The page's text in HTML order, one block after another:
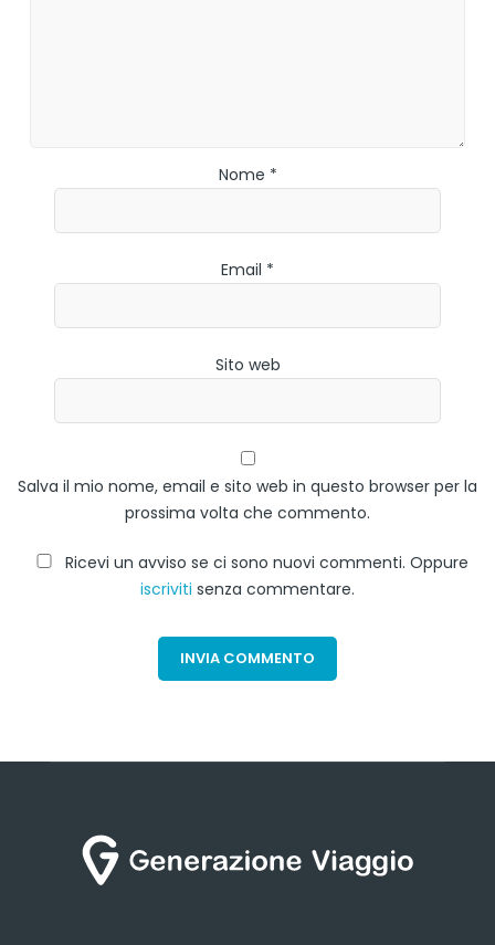
Nome *
Email *
Sito web
Salva il mio nome, email e sito web in questo browser per la
prossima volta che commento.
Ricevi un avviso se ci sono nuovi commenti. Oppure
iscriviti senza commentare.